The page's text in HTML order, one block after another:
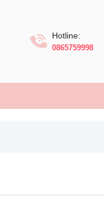
Hotline:
0865759998